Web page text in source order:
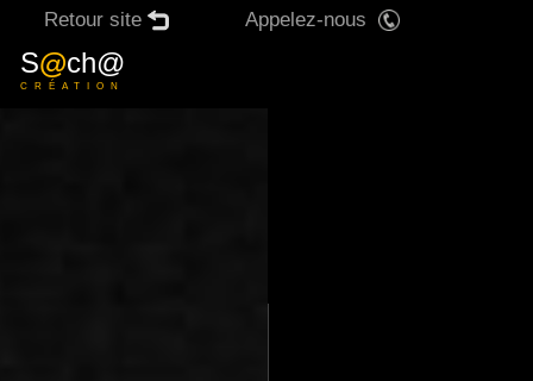
S@ch@
CRÉATION
Retour site Appelez-nous